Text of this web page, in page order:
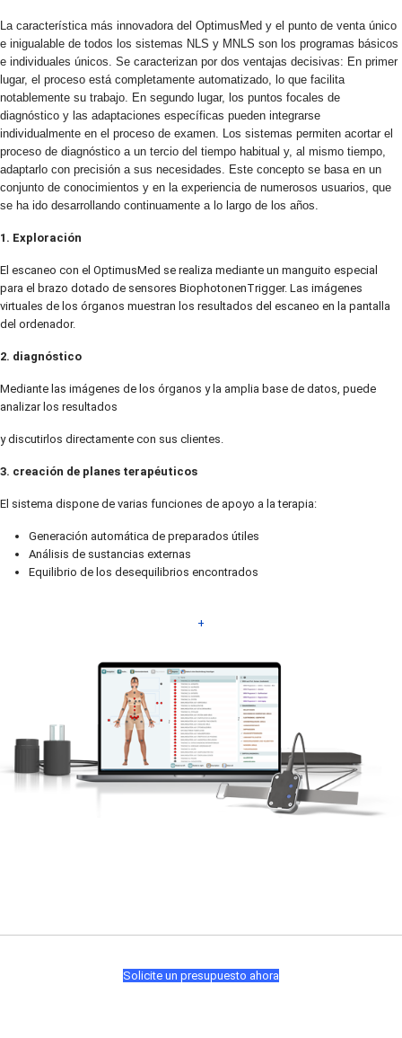
La característica más innovadora del OptimusMed y el punto de venta único
e inigualable de todos los sistemas NLS y MNLS son los programas básicos
e individuales únicos. Se caracterizan por dos ventajas decisivas: En primer
lugar, el proceso está completamente automatizado, lo que facilita
notablemente su trabajo. En segundo lugar, los puntos focales de
diagnóstico y las adaptaciones específicas pueden integrarse
individualmente en el proceso de examen. Los sistemas permiten acortar el
proceso de diagnóstico a un tercio del tiempo habitual y, al mismo tiempo,
adaptarlo con precisión a sus necesidades. Este concepto se basa en un
conjunto de conocimientos y en la experiencia de numerosos usuarios, que
se ha ido desarrollando continuamente a lo largo de los años.
1. Exploración
El escaneo con el OptimusMed se realiza mediante un manguito especial
para el brazo dotado de sensores BiophotonenTrigger. Las imágenes
virtuales de los órganos muestran los resultados del escaneo en la pantalla
del ordenador.
2. diagnóstico
Mediante las imágenes de los órganos y la amplia base de datos, puede
analizar los resultados
y discutirlos directamente con sus clientes.
3. creación de planes terapéuticos
El sistema dispone de varias funciones de apoyo a la terapia:
Generación automática de preparados útiles
Análisis de sustancias externas
Equilibrio de los desequilibrios encontrados
+
Solicite un presupuesto ahora